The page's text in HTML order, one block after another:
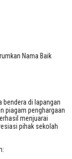
Nama Baik
bendera di lapangan
piagam penghargaan
menjuarai
pihak sekolah